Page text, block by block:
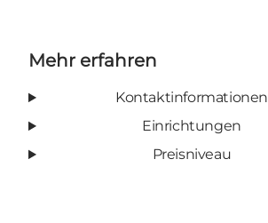
Mehr erfahren
Kontaktinformationen
Einrichtungen
Preisniveau